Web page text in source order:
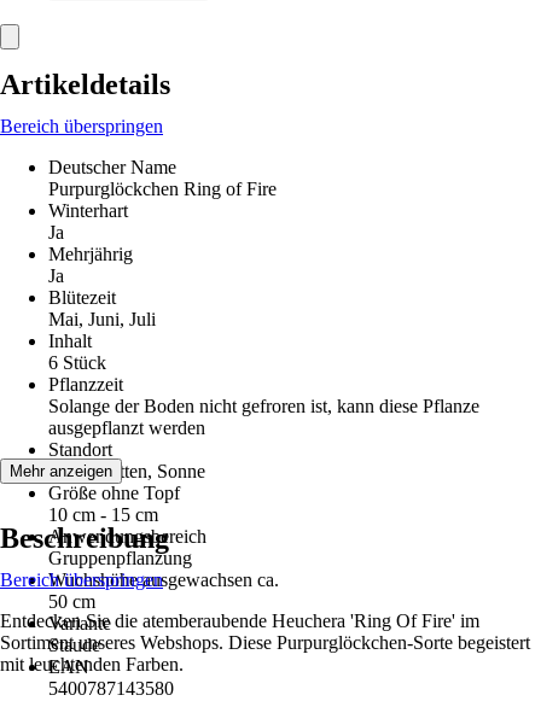
Artikeldetails
Bereich überspringen
Deutscher Name
Purpurglöckchen Ring of Fire
Winterhart
Ja
Mehrjährig
Ja
Blütezeit
Mai, Juni, Juli
Inhalt
6 Stück
Pflanzzeit
Solange der Boden nicht gefroren ist, kann diese Pflanze
ausgepflanzt werden
Standort
Halbschatten, Sonne
Größe ohne Topf
10 cm - 15 cm
Anwendungsbereich
Gruppenpflanzung
Wuchshöhe ausgewachsen ca.
50 cm
Variante
Staude
EAN
5400787143580
Mehr anzeigen
Beschreibung
Bereich überspringen
Entdecken Sie die atemberaubende Heuchera 'Ring Of Fire' im
Sortiment unseres Webshops. Diese Purpurglöckchen-Sorte begeistert
mit leuchtenden Farben.